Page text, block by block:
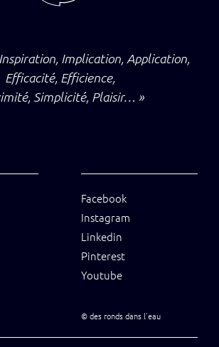
Implication, Application,
Efficacité, Efficience,
Simplicité, Plaisir… »
Facebook
Instagram
Linkedin
Pinterest
Youtube
©des ronds dans l’eau